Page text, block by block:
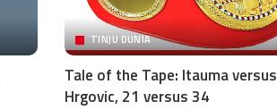
TINJU DUNIA
Tale of the Tape: Itauma versus
Hrgovic, 21 versus 34